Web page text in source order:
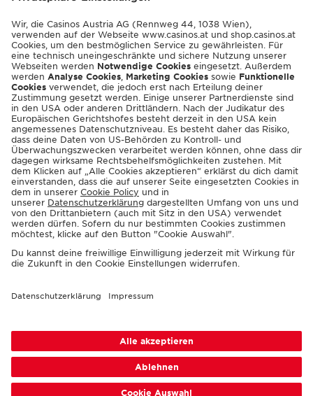
SHOP.CASINOS.AT
© 2026 Casinos Austria AG
ENGLISH
Cookie-Einstellungen Responsible Disclosure Impressum Sitemap FAQ
Shop AGB
Kontakt